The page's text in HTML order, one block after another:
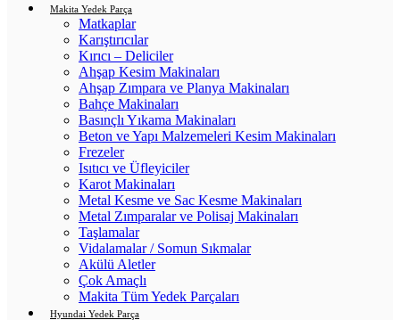
Makita Yedek Parça
Matkaplar
Karıştırıcılar
Kırıcı – Deliciler
Ahşap Kesim Makinaları
Ahşap Zımpara ve Planya Makinaları
Bahçe Makinaları
Basınçlı Yıkama Makinaları
Beton ve Yapı Malzemeleri Kesim Makinaları
Frezeler
Isıtıcı ve Üfleyiciler
Karot Makinaları
Metal Kesme ve Sac Kesme Makinaları
Metal Zımparalar ve Polisaj Makinaları
Taşlamalar
Vidalamalar / Somun Sıkmalar
Akülü Aletler
Çok Amaçlı
Makita Tüm Yedek Parçaları
Hyundai Yedek Parça